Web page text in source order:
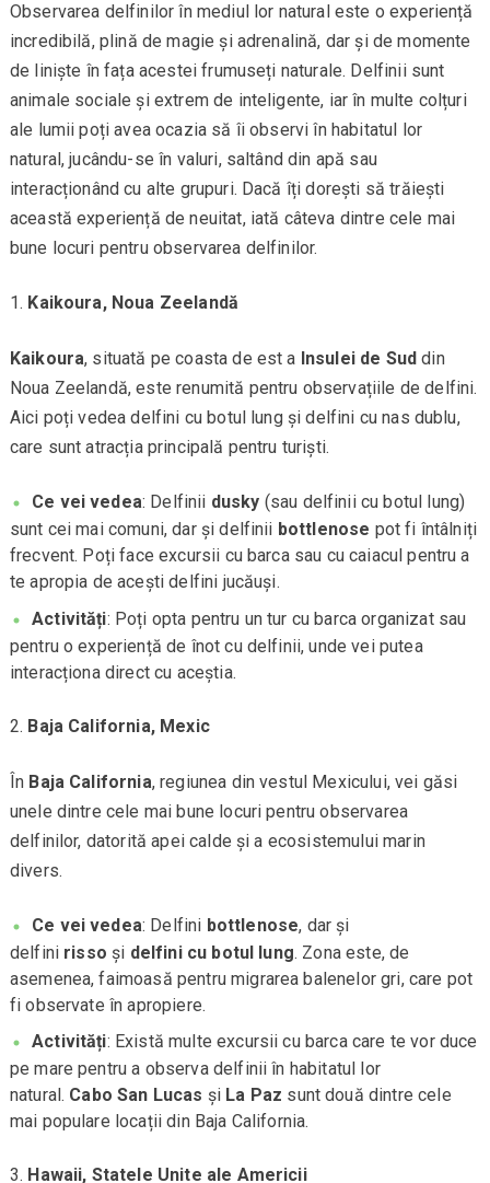
Observarea delfinilor în mediul lor natural este o experiență
incredibilă, plină de magie și adrenalină, dar și de momente
de liniște în fața acestei frumuseți naturale. Delfinii sunt
animale sociale și extrem de inteligente, iar în multe colțuri
ale lumii poți avea ocazia să îi observi în habitatul lor
natural, jucându-se în valuri, saltând din apă sau
interacționând cu alte grupuri. Dacă îți dorești să trăiești
această experiență de neuitat, iată câteva dintre cele mai
bune locuri pentru observarea delfinilor.
Kaikoura, Noua Zeelandă
Kaikoura, situată pe coasta de est a Insulei de Sud din
Noua Zeelandă, este renumită pentru observațiile de delfini.
Aici poți vedea delfini cu botul lung și delfini cu nas dublu,
care sunt atracția principală pentru turiști.
Ce vei vedea: Delfinii dusky (sau delfinii cu botul lung)
sunt cei mai comuni, dar și delfinii bottlenose pot fi întâlniți
frecvent. Poți face excursii cu barca sau cu caiacul pentru a
te apropia de acești delfini jucăuși.
Activități: Poți opta pentru un tur cu barca organizat sau
pentru o experiență de înot cu delfinii, unde vei putea
interacționa direct cu aceștia.
Baja California, Mexic
În Baja California, regiunea din vestul Mexicului, vei găsi
unele dintre cele mai bune locuri pentru observarea
delfinilor, datorită apei calde și a ecosistemului marin
divers.
Ce vei vedea: Delfini bottlenose, dar și
delfini risso și delfini cu botul lung. Zona este, de
asemenea, faimoasă pentru migrarea balenelor gri, care pot
fi observate în apropiere.
Activități: Există multe excursii cu barca care te vor duce
pe mare pentru a observa delfinii în habitatul lor
natural. Cabo San Lucas și La Paz sunt două dintre cele
mai populare locații din Baja California.
Hawaii, Statele Unite ale Americii